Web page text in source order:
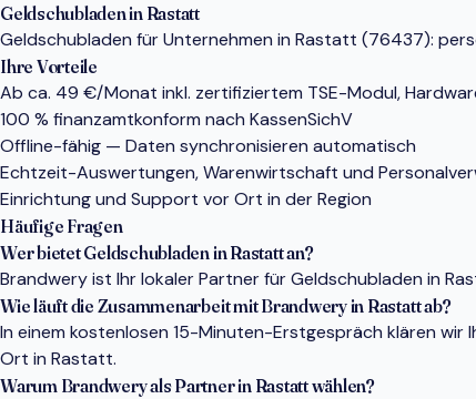
Geldschubladen in Rastatt
Geldschubladen für Unternehmen in Rastatt (76437):
Ihre Vorteile
Ab ca. 49 €/Monat inkl. zertifiziertem TSE-Modul,
100 % finanzamtkonform nach KassenSichV
Offline-fähig — Daten synchronisieren automatisch
Echtzeit-Auswertungen, Warenwirtschaft und
Einrichtung und Support vor Ort in der Region
Häufige Fragen
Wer bietet Geldschubladen in Rastatt an?
Brandwery ist Ihr lokaler Partner für Geldschubladen in
Wie läuft die Zusammenarbeit mit Brandwery in Rastatt ab?
In einem kostenlosen 15-Minuten-Erstgespräch klären
Ort in Rastatt.
Warum Brandwery als Partner in Rastatt wählen?